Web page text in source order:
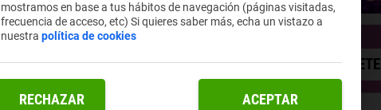
SUSCRÍBETE
mostramos en base a tus hábitos de navegación (páginas visitadas,
frecuencia de acceso, etc) Si quieres saber más, echa un vistazo a
nuestrapolítica de cookies
RECHAZAR ACEPTAR